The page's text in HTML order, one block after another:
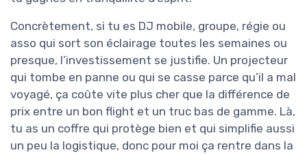
Concrètement, si tu es DJ mobile, groupe, régie ou
asso qui sort son éclairage toutes les semaines ou
presque, l’investissement se justifie. Un projecteur
qui tombe en panne ou qui se casse parce qu’il a mal
voyagé, ça coûte vite plus cher que la différence de
prix entre un bon flight et un truc bas de gamme. Là,
tu as un coffre qui protège bien et qui simplifie aussi
un peu la logistique, donc pour moi ça rentre dans la